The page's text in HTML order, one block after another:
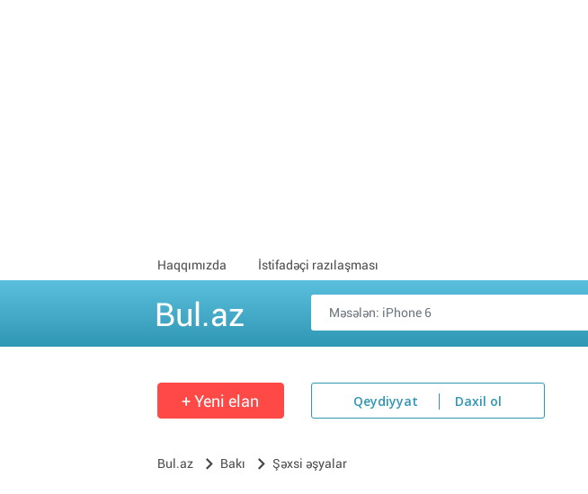
Haqqımızda İstifadəçi razılaşması
Bul.az
+ Yeni elan Qeydiyyat Daxil ol
Bul.az Bakı Şəxsi əşyalar